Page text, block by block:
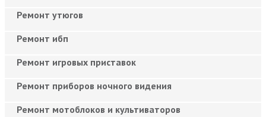
Ремонт утюгов
Ремонт ибп
Ремонт игровых приставок
Ремонт приборов ночного видения
Ремонт мотоблоков и культиваторов